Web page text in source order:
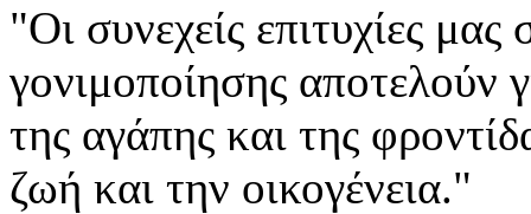
"Οι συνεχείς επιτυχίες
γονιμοποίησης αποτελούν
της αγάπης και της
ζωή και την οικογένεια."